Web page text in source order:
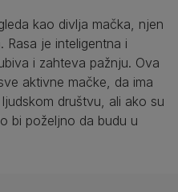
kao divlja mačka, njen
Rasa je inteligentna i
i zahteva pažnju. Ova
aktivne mačke, da ima
društvu, ali ako su
bi poželjno da budu u